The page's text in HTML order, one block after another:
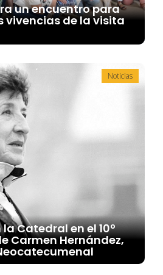
un encuentro para
vivencias de la visita
Noticias
Catedral en el 10º
Carmen Hernández,